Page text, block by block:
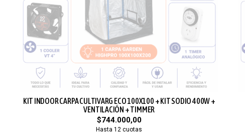
KIT INDOOR CARPA CULTIVARG ECO 100X100 + KIT SODIO 400W +
VENTILACIÓN + TIMMER
$744.000,00
Hasta 12 cuotas